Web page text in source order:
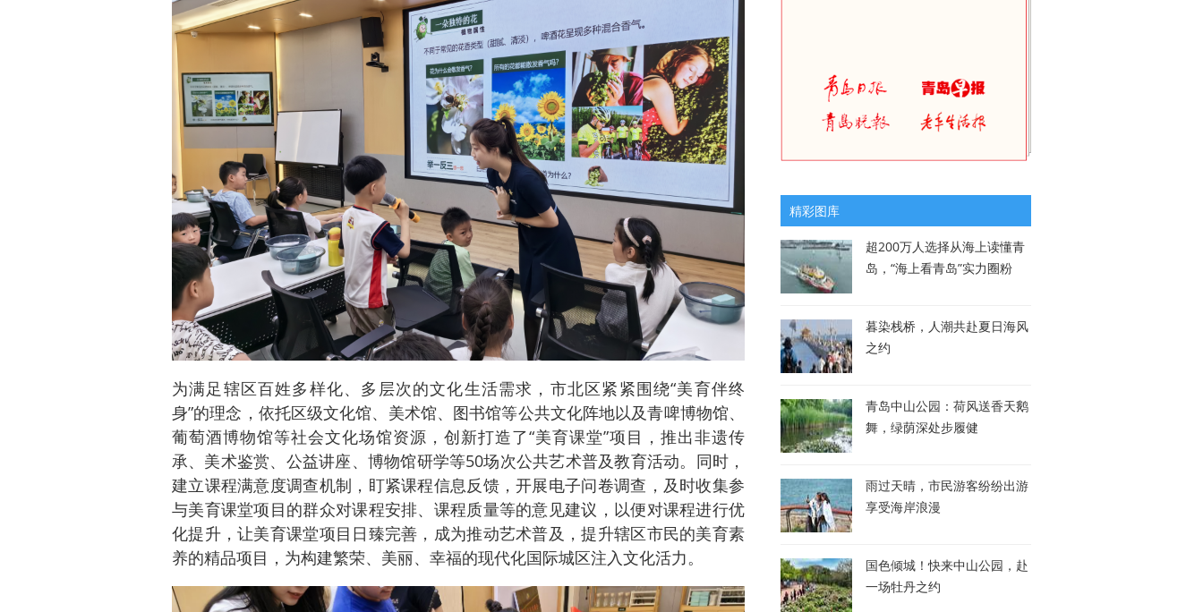
为满足辖区百姓多样化、多层次的文化生活需求，市北区紧紧围绕“美育伴终
身”的理念，依托区级文化馆、美术馆、图书馆等公共文化阵地以及青啤博物馆、
葡萄酒博物馆等社会文化场馆资源，创新打造了“美育课堂”项目，推出非遗传
承、美术鉴赏、公益讲座、博物馆研学等50场次公共艺术普及教育活动。同时，
建立课程满意度调查机制，盯紧课程信息反馈，开展电子问卷调查，及时收集参
与美育课堂项目的群众对课程安排、课程质量等的意见建议，以便对课程进行优
化提升，让美育课堂项目日臻完善，成为推动艺术普及，提升辖区市民的美育素
养的精品项目，为构建繁荣、美丽、幸福的现代化国际城区注入文化活力。
精彩图库
超200万人选择从海上读懂青
岛，“海上看青岛”实力圈粉
暮染栈桥，人潮共赴夏日海风
之约
青岛中山公园：荷风送香天鹅
舞，绿荫深处步履健
雨过天晴，市民游客纷纷出游
享受海岸浪漫
国色倾城！快来中山公园，赴
一场牡丹之约